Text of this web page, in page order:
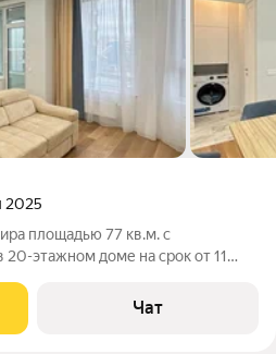
2025
площадью 77 кв.м. с
этажном доме на срок от 11
окна
Чат